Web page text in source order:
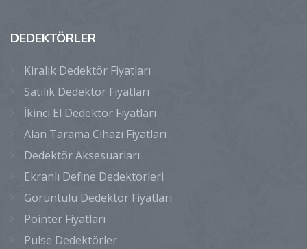
DEDEKTÖRLER
Kiralık Dedektör Fiyatları
Satılık Dedektör Fiyatları
İkinci El Dedektör Fiyatları
Alan Tarama Cihazı Fiyatları
Dedektör Aksesuarları
Ekranlı Define Dedektörleri
Görüntülü Dedektör Fiyatları
Pointer Fiyatları
Pulse Dedektörler